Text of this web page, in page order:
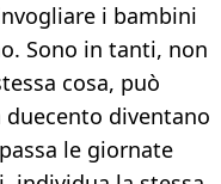
i bambini
Sono in tanti, non
cosa, può
diventano
le giornate